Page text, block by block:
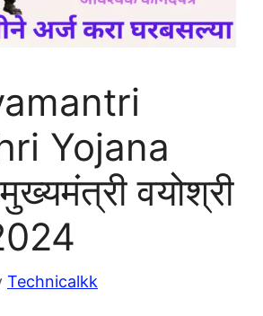
Yojana
वयोश्री
Technicalkk